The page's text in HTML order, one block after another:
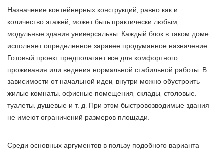
Назначение контейнерных конструкций, равно как и
количество этажей, может быть практически любым,
модульные здания универсальны. Каждый блок в таком доме
исполняет определенное заранее продуманное назначение.
Готовый проект предполагает все для комфортного
проживания или ведения нормальной стабильной работы. В
зависимости от начальной идеи, внутри можно обустроить
жилые комнаты, офисные помещения, склады, столовые,
туалеты, душевые и т. д. При этом быстровозводимые здания
не имеют ограничений размеров площади.
Среди основных аргументов в пользу подобного варианта